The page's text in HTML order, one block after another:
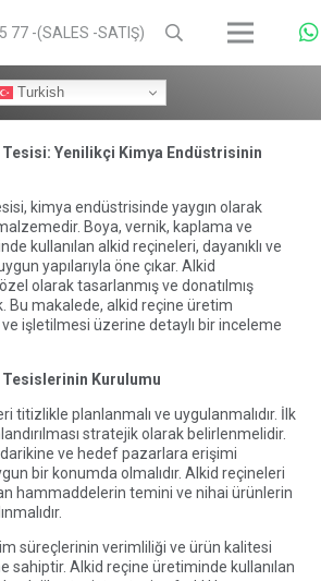
77 -(SALES -SATIŞ)
Turkish
Yenilikçi Kimya Endüstrisinin
kimya endüstrisinde yaygın olarak
Boya, vernik, kaplama ve
kullanılan alkid reçineleri, dayanıklı ve
yapılarıyla öne çıkar. Alkid
olarak tasarlanmış ve donatılmış
Bu makalede, alkid reçine üretim
işletilmesi üzerine detaylı bir inceleme
Kurulumu
titizlikle planlanmalı ve uygulanmalıdır. İlk
stratejik olarak belirlenmelidir.
ve hedef pazarlara erişimi
bir konumda olmalıdır. Alkid reçineleri
hammaddelerin temini ve nihai ürünlerin
süreçlerinin verimliliği ve ürün kalitesi
sahiptir. Alkid reçine üretiminde kullanılan